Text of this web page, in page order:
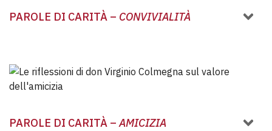
PAROLE DI CARITÀ – CONVIVIALITÀ
PAROLE DI CARITÀ –AMICIZIA